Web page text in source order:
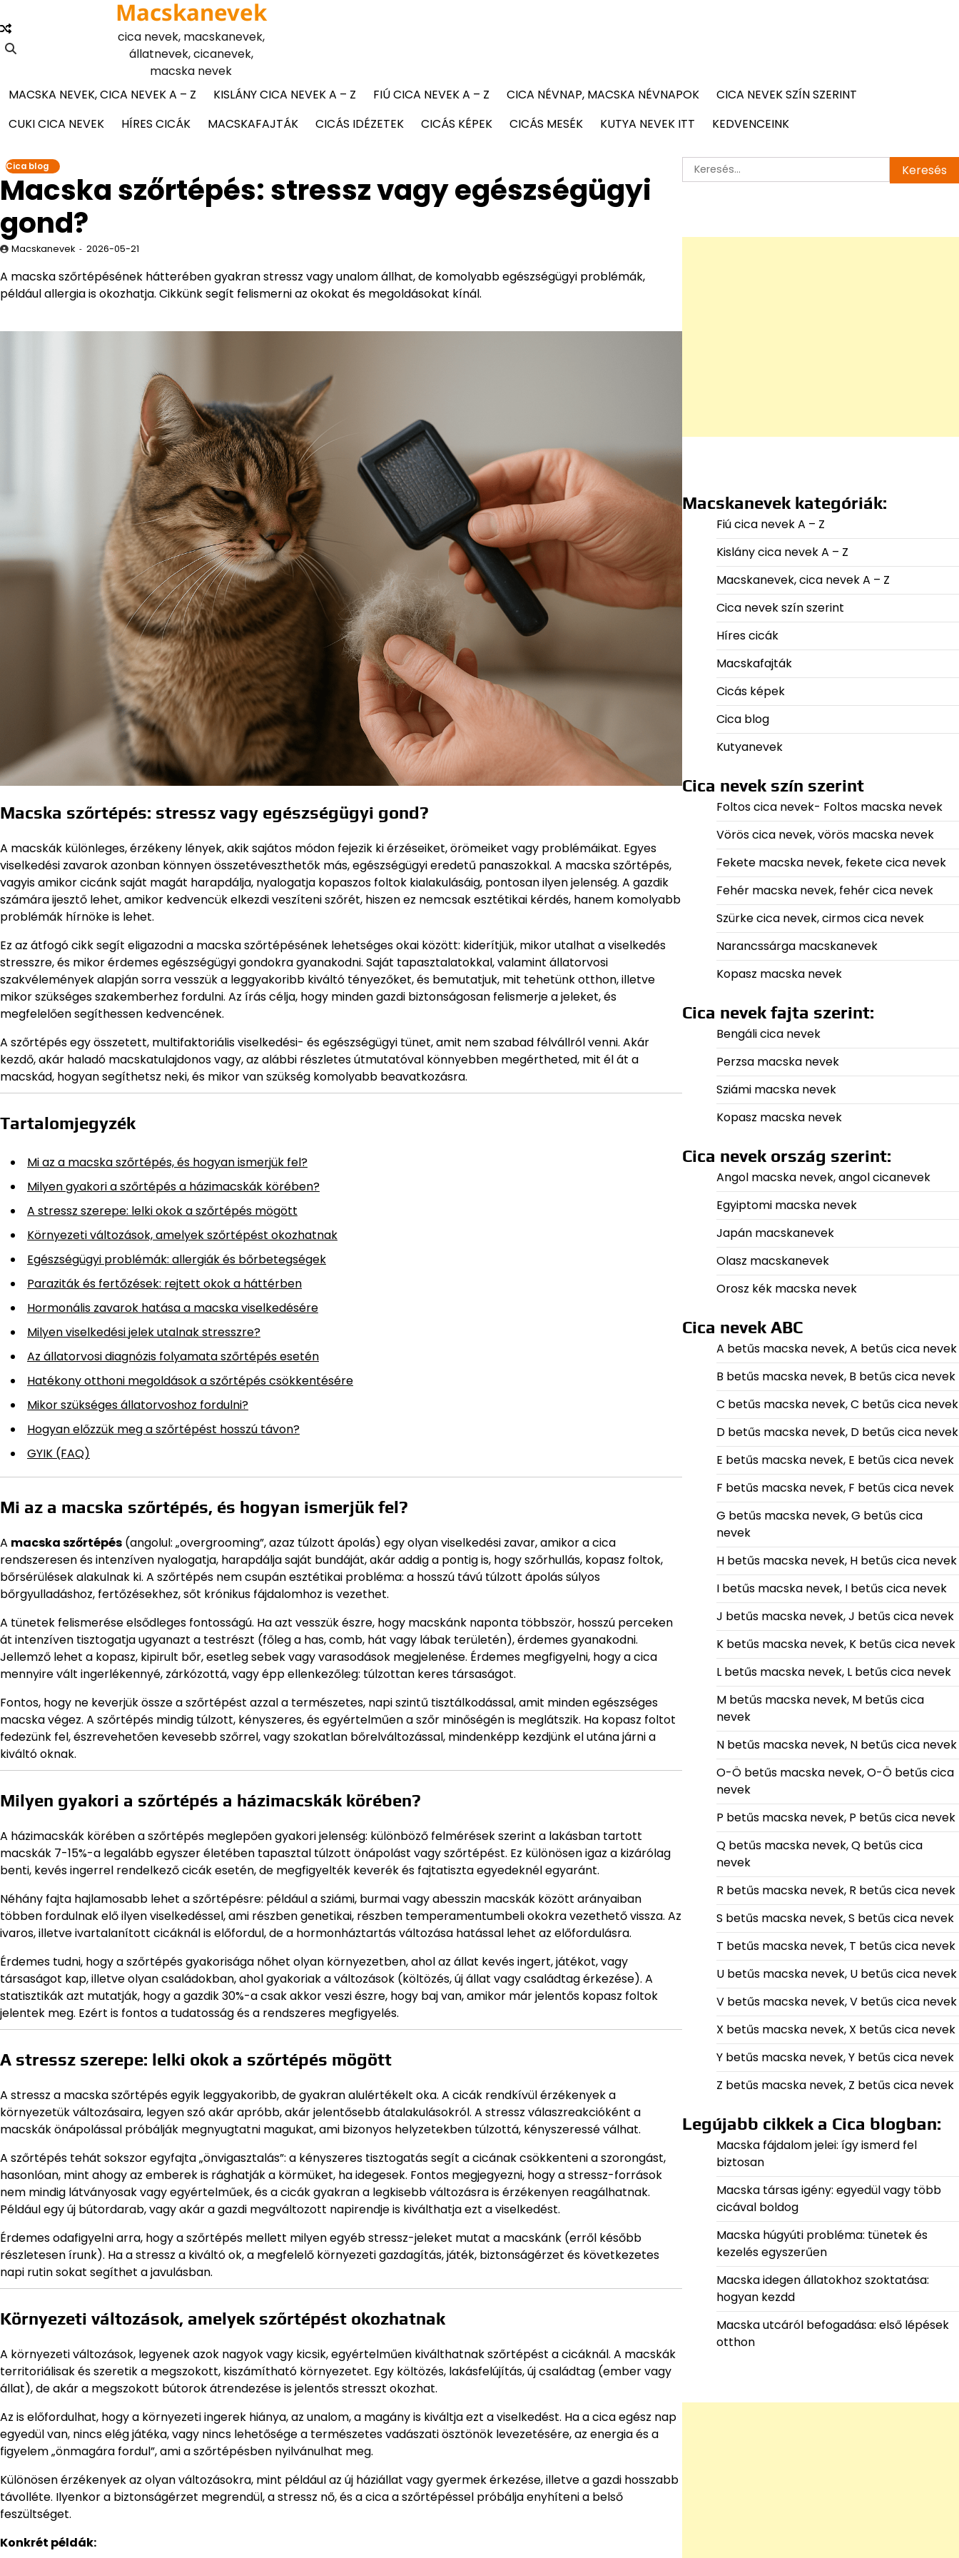
to
content
Macskanevek
cica nevek, macskanevek,
állatnevek, cicanevek,
macska nevek
MACSKA NEVEK, CICA NEVEK A – Z
KISLÁNY CICA NEVEK A – Z FIÚ CICA NEVEK A – Z CICA NÉVNAP, MACSKA NÉVNAPOK
CICA NEVEK SZÍN SZERINT
CUKI CICA NEVEK
HÍRES CICÁK MACSKAFAJTÁK CICÁS IDÉZETEK CICÁS KÉPEK CICÁS MESÉK KUTYA NEVEK ITT KEDVENCEINK
Cica blog
Macska szőrtépés: stressz vagy egészségügyi
gond?
Macskanevek 2026-05-21
A macska szőrtépésének hátterében gyakran stressz vagy unalom állhat, de komolyabb egészségügyi problémák,
például allergia is okozhatja. Cikkünk segít felismerni az okokat és megoldásokat kínál.
Macska szőrtépés: stressz vagy egészségügyi gond?
A macskák különleges, érzékeny lények, akik sajátos módon fejezik ki érzéseiket, örömeiket vagy problémáikat. Egyes
viselkedési zavarok azonban könnyen összetéveszthetők más, egészségügyi eredetű panaszokkal. A macska szőrtépés,
vagyis amikor cicánk saját magát harapdálja, nyalogatja kopaszos foltok kialakulásáig, pontosan ilyen jelenség. A gazdik
számára ijesztő lehet, amikor kedvencük elkezdi veszíteni szőrét, hiszen ez nemcsak esztétikai kérdés, hanem komolyabb
problémák hírnöke is lehet.
Ez az átfogó cikk segít eligazodni a macska szőrtépésének lehetséges okai között: kiderítjük, mikor utalhat a viselkedés
stresszre, és mikor érdemes egészségügyi gondokra gyanakodni. Saját tapasztalatokkal, valamint állatorvosi
szakvélemények alapján sorra vesszük a leggyakoribb kiváltó tényezőket, és bemutatjuk, mit tehetünk otthon, illetve
mikor szükséges szakemberhez fordulni. Az írás célja, hogy minden gazdi biztonságosan felismerje a jeleket, és
megfelelően segíthessen kedvencének.
A szőrtépés egy összetett, multifaktoriális viselkedési- és egészségügyi tünet, amit nem szabad félvállról venni. Akár
kezdő, akár haladó macskatulajdonos vagy, az alábbi részletes útmutatóval könnyebben megértheted, mit él át a
macskád, hogyan segíthetsz neki, és mikor van szükség komolyabb beavatkozásra.
Tartalomjegyzék
Mi az a macska szőrtépés, és hogyan ismerjük fel?
Milyen gyakori a szőrtépés a házimacskák körében?
A stressz szerepe: lelki okok a szőrtépés mögött
Környezeti változások, amelyek szőrtépést okozhatnak
Egészségügyi problémák: allergiák és bőrbetegségek
Paraziták és fertőzések: rejtett okok a háttérben
Hormonális zavarok hatása a macska viselkedésére
Milyen viselkedési jelek utalnak stresszre?
Az állatorvosi diagnózis folyamata szőrtépés esetén
Hatékony otthoni megoldások a szőrtépés csökkentésére
Mikor szükséges állatorvoshoz fordulni?
Hogyan előzzük meg a szőrtépést hosszú távon?
GYIK (FAQ)
Mi az a macska szőrtépés, és hogyan ismerjük fel?
A macska szőrtépés (angolul: „overgrooming”, azaz túlzott ápolás) egy olyan viselkedési zavar, amikor a cica
rendszeresen és intenzíven nyalogatja, harapdálja saját bundáját, akár addig a pontig is, hogy szőrhullás, kopasz foltok,
bőrsérülések alakulnak ki. A szőrtépés nem csupán esztétikai probléma: a hosszú távú túlzott ápolás súlyos
bőrgyulladáshoz, fertőzésekhez, sőt krónikus fájdalomhoz is vezethet.
A tünetek felismerése elsődleges fontosságú. Ha azt vesszük észre, hogy macskánk naponta többször, hosszú perceken
át intenzíven tisztogatja ugyanazt a testrészt (főleg a has, comb, hát vagy lábak területén), érdemes gyanakodni.
Jellemző lehet a kopasz, kipirult bőr, esetleg sebek vagy varasodások megjelenése. Érdemes megfigyelni, hogy a cica
mennyire vált ingerlékennyé, zárkózottá, vagy épp ellenkezőleg: túlzottan keres társaságot.
Fontos, hogy ne keverjük össze a szőrtépést azzal a természetes, napi szintű tisztálkodással, amit minden egészséges
macska végez. A szőrtépés mindig túlzott, kényszeres, és egyértelműen a szőr minőségén is meglátszik. Ha kopasz foltot
fedezünk fel, észrevehetően kevesebb szőrrel, vagy szokatlan bőrelváltozással, mindenképp kezdjünk el utána járni a
kiváltó oknak.
Milyen gyakori a szőrtépés a házimacskák körében?
A házimacskák körében a szőrtépés meglepően gyakori jelenség: különböző felmérések szerint a lakásban tartott
macskák 7-15%-a legalább egyszer életében tapasztal túlzott önápolást vagy szőrtépést. Ez különösen igaz a kizárólag
benti, kevés ingerrel rendelkező cicák esetén, de megfigyelték keverék és fajtatiszta egyedeknél egyaránt.
Néhány fajta hajlamosabb lehet a szőrtépésre: például a sziámi, burmai vagy abesszin macskák között arányaiban
többen fordulnak elő ilyen viselkedéssel, ami részben genetikai, részben temperamentumbeli okokra vezethető vissza. Az
ivaros, illetve ivartalanított cicáknál is előfordul, de a hormonháztartás változása hatással lehet az előfordulásra.
Érdemes tudni, hogy a szőrtépés gyakorisága nőhet olyan környezetben, ahol az állat kevés ingert, játékot, vagy
társaságot kap, illetve olyan családokban, ahol gyakoriak a változások (költözés, új állat vagy családtag érkezése). A
statisztikák azt mutatják, hogy a gazdik 30%-a csak akkor veszi észre, hogy baj van, amikor már jelentős kopasz foltok
jelentek meg. Ezért is fontos a tudatosság és a rendszeres megfigyelés.
A stressz szerepe: lelki okok a szőrtépés mögött
A stressz a macska szőrtépés egyik leggyakoribb, de gyakran alulértékelt oka. A cicák rendkívül érzékenyek a
környezetük változásaira, legyen szó akár apróbb, akár jelentősebb átalakulásokról. A stressz válaszreakcióként a
macskák önápolással próbálják megnyugtatni magukat, ami bizonyos helyzetekben túlzottá, kényszeressé válhat.
A szőrtépés tehát sokszor egyfajta „önvigasztalás”: a kényszeres tisztogatás segít a cicának csökkenteni a szorongást,
hasonlóan, mint ahogy az emberek is rághatják a körmüket, ha idegesek. Fontos megjegyezni, hogy a stressz-források
nem mindig látványosak vagy egyértelműek, és a cicák gyakran a legkisebb változásra is érzékenyen reagálhatnak.
Például egy új bútordarab, vagy akár a gazdi megváltozott napirendje is kiválthatja ezt a viselkedést.
Érdemes odafigyelni arra, hogy a szőrtépés mellett milyen egyéb stressz-jeleket mutat a macskánk (erről később
részletesen írunk). Ha a stressz a kiváltó ok, a megfelelő környezeti gazdagítás, játék, biztonságérzet és következetes
napi rutin sokat segíthet a javulásban.
Környezeti változások, amelyek szőrtépést okozhatnak
A környezeti változások, legyenek azok nagyok vagy kicsik, egyértelműen kiválthatnak szőrtépést a cicáknál. A macskák
territoriálisak és szeretik a megszokott, kiszámítható környezetet. Egy költözés, lakásfelújítás, új családtag (ember vagy
állat), de akár a megszokott bútorok átrendezése is jelentős stresszt okozhat.
Az is előfordulhat, hogy a környezeti ingerek hiánya, az unalom, a magány is kiváltja ezt a viselkedést. Ha a cica egész nap
egyedül van, nincs elég játéka, vagy nincs lehetősége a természetes vadászati ösztönök levezetésére, az energia és a
figyelem „önmagára fordul”, ami a szőrtépésben nyilvánulhat meg.
Különösen érzékenyek az olyan változásokra, mint például az új háziállat vagy gyermek érkezése, illetve a gazdi hosszabb
távolléte. Ilyenkor a biztonságérzet megrendül, a stressz nő, és a cica a szőrtépéssel próbálja enyhíteni a belső
feszültséget.
Konkrét példák:
Keresés:
Macskanevek kategóriák:
Fiú cica nevek A – Z
Kislány cica nevek A – Z
Macskanevek, cica nevek A – Z
Cica nevek szín szerint
Híres cicák
Macskafajták
Cicás képek
Cica blog
Kutyanevek
Cica nevek szín szerint
Foltos cica nevek- Foltos macska nevek
Vörös cica nevek, vörös macska nevek
Fekete macska nevek, fekete cica nevek
Fehér macska nevek, fehér cica nevek
Szürke cica nevek, cirmos cica nevek
Narancssárga macskanevek
Kopasz macska nevek
Cica nevek fajta szerint:
Bengáli cica nevek
Perzsa macska nevek
Sziámi macska nevek
Kopasz macska nevek
Cica nevek ország szerint:
Angol macska nevek, angol cicanevek
Egyiptomi macska nevek
Japán macskanevek
Olasz macskanevek
Orosz kék macska nevek
Cica nevek ABC
A betűs macska nevek, A betűs cica nevek
B betűs macska nevek, B betűs cica nevek
C betűs macska nevek, C betűs cica nevek
D betűs macska nevek, D betűs cica nevek
E betűs macska nevek, E betűs cica nevek
F betűs macska nevek, F betűs cica nevek
G betűs macska nevek, G betűs cica
nevek
H betűs macska nevek, H betűs cica nevek
I betűs macska nevek, I betűs cica nevek
J betűs macska nevek, J betűs cica nevek
K betűs macska nevek, K betűs cica nevek
L betűs macska nevek, L betűs cica nevek
M betűs macska nevek, M betűs cica
nevek
N betűs macska nevek, N betűs cica nevek
O-Ö betűs macska nevek, O-Ö betűs cica
nevek
P betűs macska nevek, P betűs cica nevek
Q betűs macska nevek, Q betűs cica
nevek
R betűs macska nevek, R betűs cica nevek
S betűs macska nevek, S betűs cica nevek
T betűs macska nevek, T betűs cica nevek
U betűs macska nevek, U betűs cica nevek
V betűs macska nevek, V betűs cica nevek
X betűs macska nevek, X betűs cica nevek
Y betűs macska nevek, Y betűs cica nevek
Z betűs macska nevek, Z betűs cica nevek
Legújabb cikkek a Cica blogban:
Macska fájdalom jelei: így ismerd fel
biztosan
Macska társas igény: egyedül vagy több
cicával boldog
Macska húgyúti probléma: tünetek és
kezelés egyszerűen
Macska idegen állatokhoz szoktatása:
hogyan kezdd
Macska utcáról befogadása: első lépések
otthon